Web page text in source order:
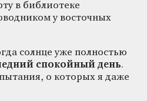
в библиотеке
у восточных
солнце уже полностью
спокойный день.
о которых я даже